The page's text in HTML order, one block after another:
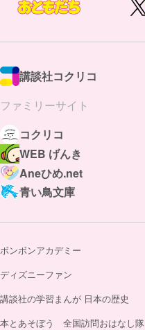
講談社コクリコ
ファミリーサイト
コクリコ
WEB げんき
Aneひめ.net
青い鳥文庫
ボンボンアカデミー
ディズニーファン
講談社の学習まんが 日本の歴史
本とあそぼう 全国訪問おはなし隊